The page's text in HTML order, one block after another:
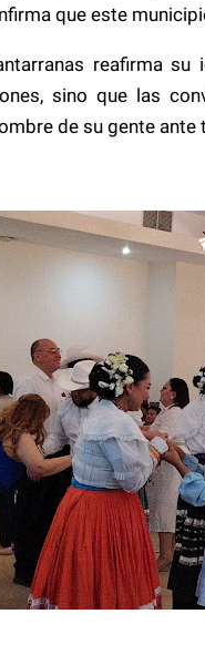
que este
reafirma
sino que las
de su gente ante